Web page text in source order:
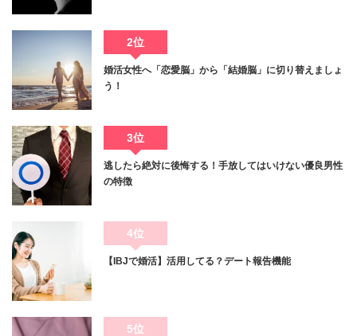
2位
婚活女性へ「恋愛脳」から「結婚脳」に切り替えましょ
う！
3位
逃したら絶対に後悔する！手放してはいけない優良男性
の特徴
4位
【IBJで婚活】活用してる？デート報告機能
5位